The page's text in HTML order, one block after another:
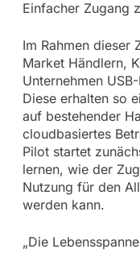
Einfacher Zugang
Im Rahmen dieser
Market Händlern,
Unternehmen
Diese erhalten so
auf bestehender
cloudbasiertes
Pilot startet
lernen, wie der
Nutzung für den
werden kann.
„Die